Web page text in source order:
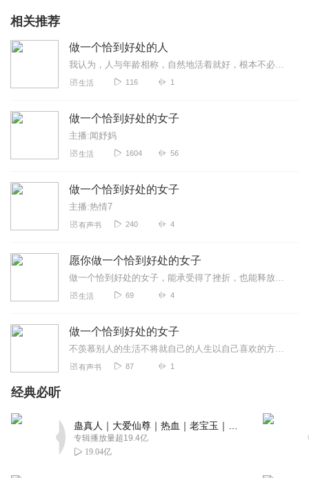
相关推荐
做一个恰到好处的人
我认为，人与年龄相称，自然地活着就好，根本不必装年轻，但同时也没必要勉为其难，硬把自己弄成大叔大婶。关于年龄，我觉得最重要的就是尽量不去想。万不得已时，只要私下...
生活 116 1
做一个恰到好处的女子
主播:闻妤妈
生活 1604 56
做一个恰到好处的女子
主播:热情7
有声书 240 4
愿你做一个恰到好处的女子
做一个恰到好处的女子，能承受得了挫折，也能释放天性，看似薄情，却又深情，不煽情，不矫情。
生活 69 4
做一个恰到好处的女子
不羡慕别人的生活不将就自己的人生以自己喜欢的方式不慌不忙的活做一个恰到好处的女子正经婶儿著
有声书 87 1
经典必听
专辑播放量超19.4亿
19.04亿